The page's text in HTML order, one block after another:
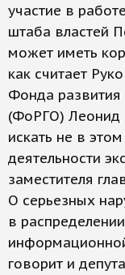
участие в
штаба властей
может иметь
как считает
Фонда
(ФоРГО) Леонид
искать не в
деятельности
заместителя
О серьезных
в
говорит и